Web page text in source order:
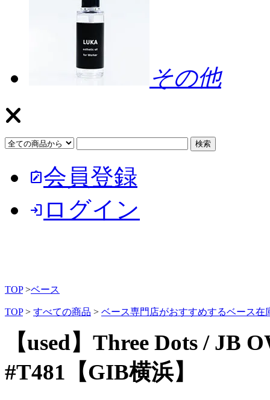
その他
note_alt会員登録
login ログイン
TOP >ベース
TOP > すべての商品 > ベース専門店がおすすめするベース在
【used】Three Dots / JB
#T481【GIB横浜】